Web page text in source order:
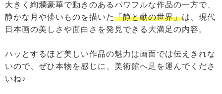
大きく絢爛豪華で動きのあるパワフルな作品の一方で、
静かな月や儚いものを描いた「静と動の世界」は、現代
日本画の美しさや面白さを発見できる大満足の内容。
ハッとするほど美しい作品の魅力は画面では伝えきれな
いので、ぜひ本物を感じに、美術館へ足を運んでくださ
いね♪